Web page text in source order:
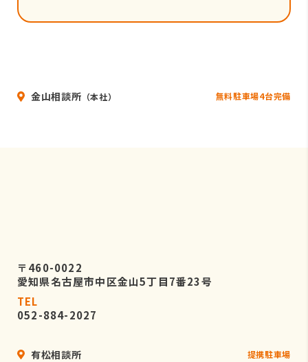
金山相談所 （本社） 無料駐車場4台完備
〒460-0022
愛知県名古屋市中区金山5丁目7番23号
TEL
052-884-2027
有松相談所 提携駐車場